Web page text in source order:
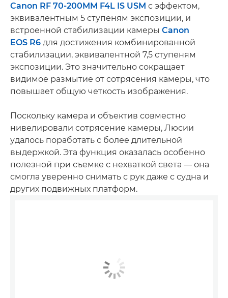
Canon RF 70-200MM F4L IS USM с эффектом,
эквивалентным 5 ступеням экспозиции, и
встроенной стабилизации камеры Canon
EOS R6 для достижения комбинированной
стабилизации, эквивалентной 7,5 ступеням
экспозиции. Это значительно сокращает
видимое размытие от сотрясения камеры, что
повышает общую четкость изображения.
Поскольку камера и объектив совместно
нивелировали сотрясение камеры, Люсии
удалось поработать с более длительной
выдержкой. Эта функция оказалась особенно
полезной при съемке с нехваткой света — она
смогла уверенно снимать с рук даже с судна и
других подвижных платформ.